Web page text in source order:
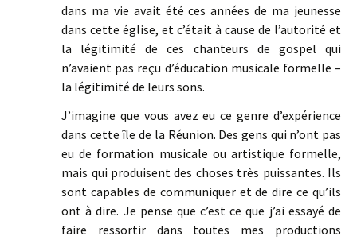
dans ma vie avait été ces années de ma jeunesse
dans cette église, et c’était à cause de l’autorité et
la légitimité de ces chanteurs de gospel qui
n’avaient pas reçu d’éducation musicale formelle –
la légitimité de leurs sons.
J’imagine que vous avez eu ce genre d’expérience
dans cette île de la Réunion. Des gens qui n’ont pas
eu de formation musicale ou artistique formelle,
mais qui produisent des choses très puissantes. Ils
sont capables de communiquer et de dire ce qu’ils
ont à dire. Je pense que c’est ce que j’ai essayé de
faire ressortir dans toutes mes productions